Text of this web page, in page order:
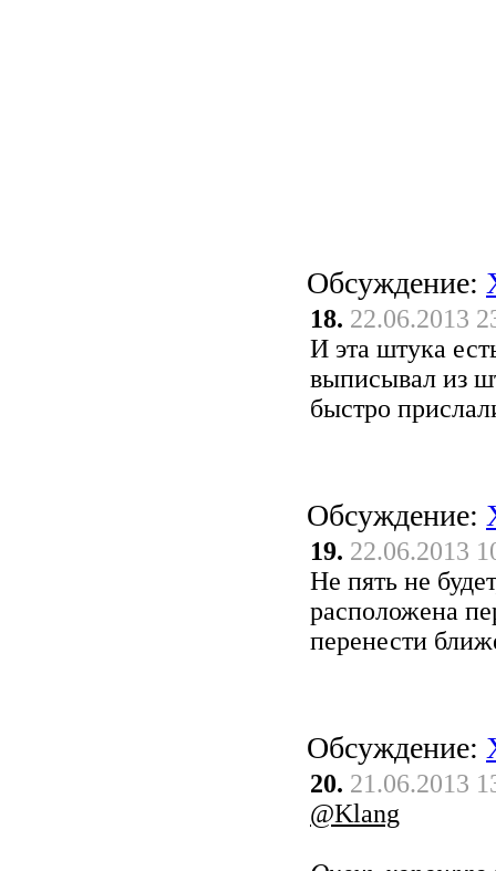
Обсуждение:
18. 22.06.2013
И эта штука
выписывал из
быстро
Обсуждение:
19. 22.06.2013
Не пять не
расположена
перенести
Обсуждение:
20. 21.06.2013
@Klang